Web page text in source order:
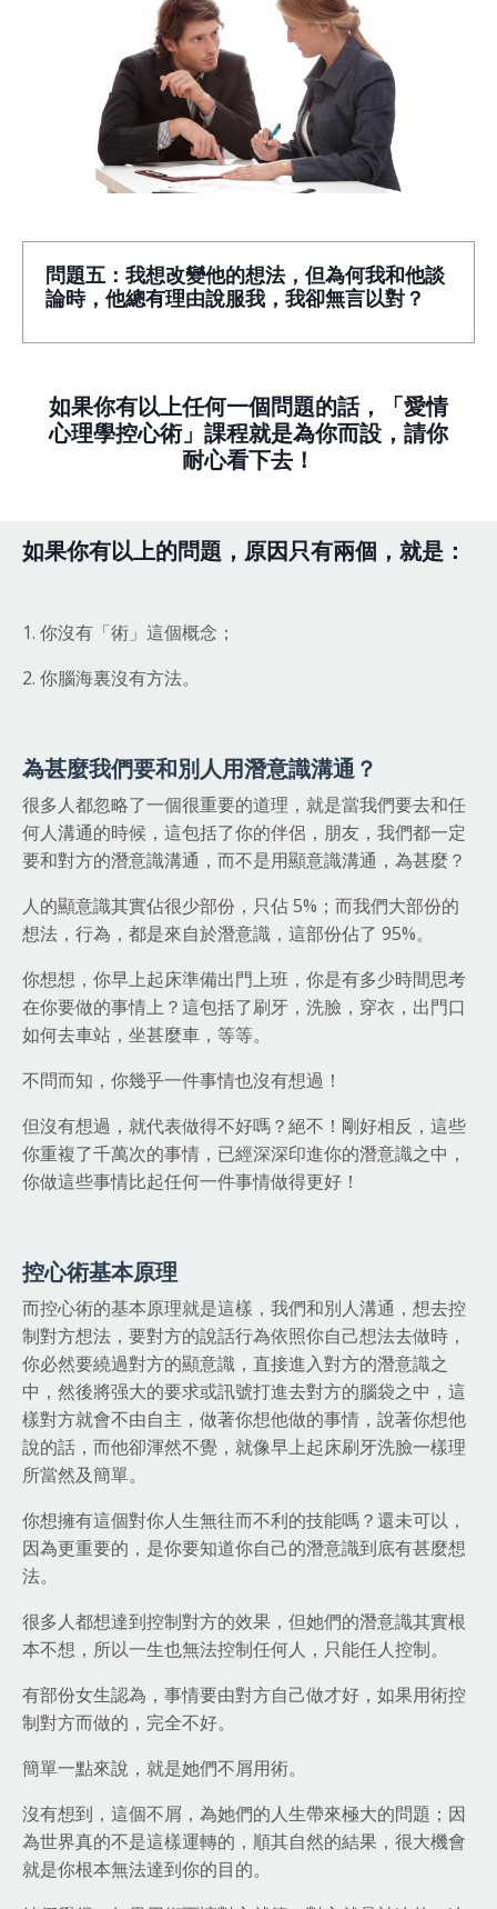
問題五：我想改變他的想法，但為何我和他談
論時，他總有理由說服我，我卻無言以對？
如果你有以上任何一個問題的話，「愛情
心理學控心術」課程就是為你而設，請你
耐心看下去！
如果你有以上的問題，原因只有兩個，就是：
1. 你沒有「術」這個概念；
2. 你腦海裏沒有方法。
為甚麼我們要和別人用潛意識溝通？
很多人都忽略了一個很重要的道理，就是當我們要去和任
何人溝通的時候，這包括了你的伴侶，朋友，我們都一定
要和對方的潛意識溝通，而不是用顯意識溝通，為甚麼？
人的顯意識其實佔很少部份，只佔 5%；而我們大部份的
想法，行為，都是來自於潛意識，這部份佔了 95%。
你想想，你早上起床準備出門上班，你是有多少時間思考
在你要做的事情上？這包括了刷牙，洗臉，穿衣，出門口
如何去車站，坐甚麼車，等等。
不問而知，你幾乎一件事情也沒有想過！
但沒有想過，就代表做得不好嗎？絕不！剛好相反，這些
你重複了千萬次的事情，已經深深印進你的潛意識之中，
你做這些事情比起任何一件事情做得更好！
控心術基本原理
而控心術的基本原理就是這樣，我們和別人溝通，想去控
制對方想法，要對方的說話行為依照你自己想法去做時，
你必然要繞過對方的顯意識，直接進入對方的潛意識之
中，然後將强大的要求或訊號打進去對方的腦袋之中，這
樣對方就會不由自主，做著你想他做的事情，說著你想他
說的話，而他卻渾然不覺，就像早上起床刷牙洗臉一樣理
所當然及簡單。
你想擁有這個對你人生無往而不利的技能嗎？還未可以，
因為更重要的，是你要知道你自己的潛意識到底有甚麼想
法。
很多人都想達到控制對方的效果，但她們的潛意識其實根
本不想，所以一生也無法控制任何人，只能任人控制。
有部份女生認為，事情要由對方自己做才好，如果用術控
制對方而做的，完全不好。
簡單一點來說，就是她們不屑用術。
沒有想到，這個不屑，為她們的人生帶來極大的問題；因
為世界真的不是這樣運轉的，順其自然的結果，很大機會
就是你根本無法達到你的目的。